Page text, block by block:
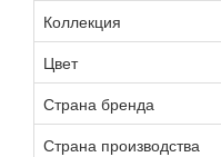
Коллекция
Цвет
Страна бренда
Страна производства